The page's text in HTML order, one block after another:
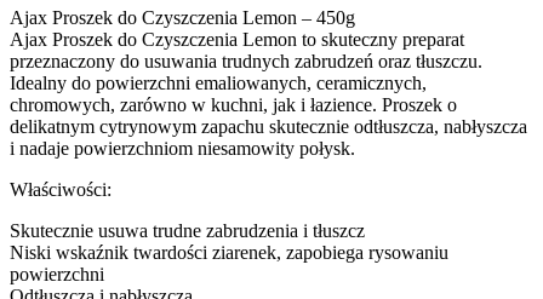
Ajax Proszek do Czyszczenia Lemon – 450g
Ajax Proszek do Czyszczenia Lemon to skuteczny preparat
przeznaczony do usuwania trudnych zabrudzeń oraz tłuszczu.
Idealny do powierzchni emaliowanych, ceramicznych,
chromowych, zarówno w kuchni, jak i łazience. Proszek o
delikatnym cytrynowym zapachu skutecznie odtłuszcza, nabłyszcza
i nadaje powierzchniom niesamowity połysk.
Właściwości:
Skutecznie usuwa trudne zabrudzenia i tłuszcz
Niski wskaźnik twardości ziarenek, zapobiega rysowaniu
powierzchni